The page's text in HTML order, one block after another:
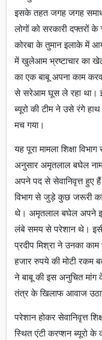
इसके तहत जगह जगह
लोगों को सरकारी
कोरबा के तुमान इलाके में
में खुलेआम भ्रष्टाचार का खेल
का एक बाबू अपना काम
से सरेआम घूस ले रहा था।
ब्यूरो की टीम ने उसे रंगे
मच गया।
यह पूरा मामला शिक्षा
अनुसार अमृतलाल बघेल
अपने पद से सेवानिवृत्त हुए
विभाग से जुड़े कुछ जरूरी
थे। अमृतलाल बघेल अपने
लंबे समय से परेशान थे। इसी
प्रदीप मिश्रा ने उनका
हजार रुपये की मोटी रकम
ने बाबू की इस अनुचित
तंत्र के खिलाफ आवाज
परेशान होकर सेवानिवृत्त
स्थित एंटी करप्शन ब्यूरो के